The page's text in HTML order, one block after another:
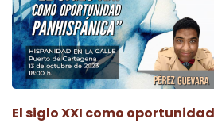
El siglo XXI como